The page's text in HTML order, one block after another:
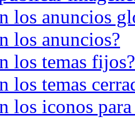
los anuncios
los anuncios?
los temas fijos?
los temas
los iconos